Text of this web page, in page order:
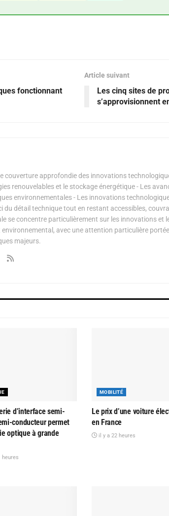
fonctionnant
Article suivant
Les cinq sites de
s’approvisionnent
couverture approfondie des innovations
renouvelables et le stockage énergétique - Les
environnementales - Les innovations
du détail technique tout en restant accessibles,
se concentre particulièrement sur les innovations et
avec une attention particulière
majeurs.
d’interface semi-
conducteur permet
optique à grande
heures
MOBILITÉ
Le prix d’une voiture
en France
il y a 22 heures